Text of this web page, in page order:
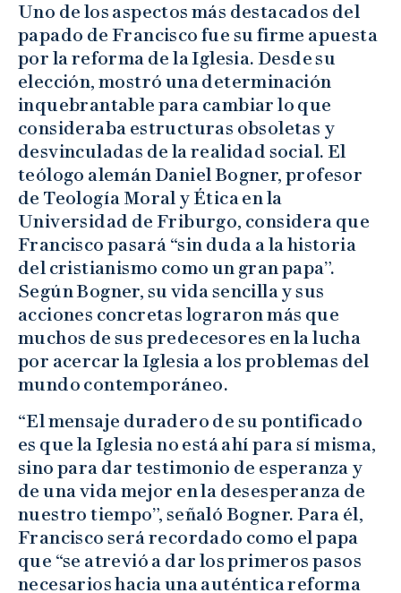
Uno de los aspectos más destacados del
papado de Francisco fue su firme apuesta
por la reforma de la Iglesia. Desde su
elección, mostró una determinación
inquebrantable para cambiar lo que
consideraba estructuras obsoletas y
desvinculadas de la realidad social. El
teólogo alemán Daniel Bogner, profesor
de Teología Moral y Ética en la
Universidad de Friburgo, considera que
Francisco pasará “sin duda a la historia
del cristianismo como un gran papa”.
Según Bogner, su vida sencilla y sus
acciones concretas lograron más que
muchos de sus predecesores en la lucha
por acercar la Iglesia a los problemas del
mundo contemporáneo.
“El mensaje duradero de su pontificado
es que la Iglesia no está ahí para sí misma,
sino para dar testimonio de esperanza y
de una vida mejor en la desesperanza de
nuestro tiempo”, señaló Bogner. Para él,
Francisco será recordado como el papa
que “se atrevió a dar los primeros pasos
necesarios hacia una auténtica reforma